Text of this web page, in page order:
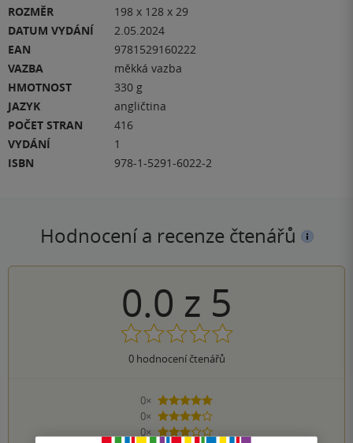
ROZMĚR
198 x 128 x 29
DATUM VYDÁNÍ
2.05.2024
EAN
9781529160222
VAZBA
měkká vazba
HMOTNOST
330 g
JAZYK
angličtina
POČET STRAN
416
VYDÁNÍ
1
ISBN
978-1-5291-6022-2
Hodnocení a recenze čtenářů
0.0 z 5
0hodnocení čtenářů
0×
5 hvězdiček
0×
4 hvězdičky
0×
3 hvězdičky